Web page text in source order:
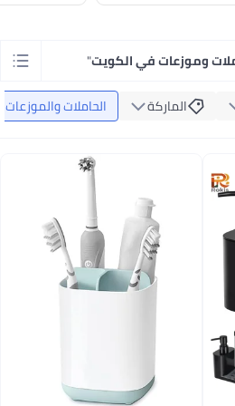
وموزعات في الكويت"
الماركة الحاملات والموزعات